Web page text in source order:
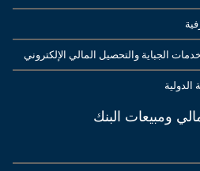
الجباية والتحصيل المالي الإلكتروني
الدولية
ومبيعات البنك